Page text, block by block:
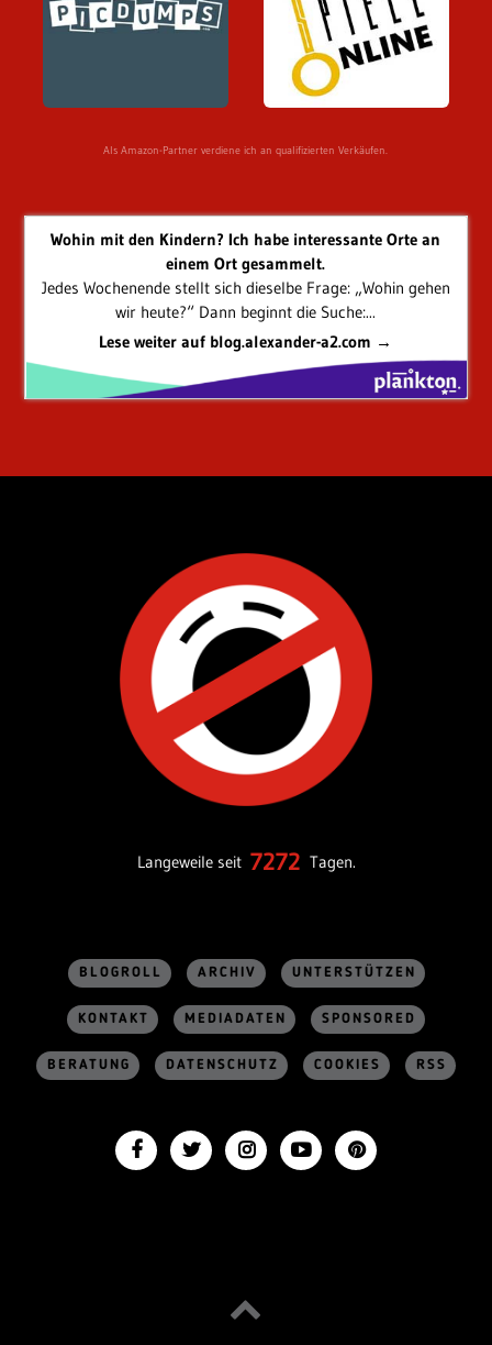
Als Amazon-Partner verdiene ich an qualifizierten Verkäufen.
Wohin mit den Kindern? Ich habe interessante Orte an
einem Ort gesammelt.
Jedes Wochenende stellt sich dieselbe Frage: „Wohin gehen
wir heute?“ Dann beginnt die Suche:...
Lese weiter auf blog.alexander-a2.com →
Langeweile seit 7272 Tagen.
BLOGROLL ARCHIV UNTERSTÜTZEN
KONTAKT MEDIADATEN SPONSORED
BERATUNG DATENSCHUTZ COOKIES RSS